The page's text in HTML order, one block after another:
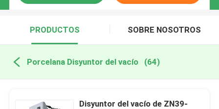
PRODUCTOS SOBRE NOSOTROS
Porcelana Disyuntor del vacío (64)
Disyuntor del vacío de ZN39-